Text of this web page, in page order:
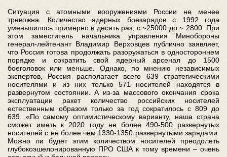
Ситуация с атомными вооружениями России не менее
тревожна. Количество ядерных боезарядов с 1992 года
уменьшилось примерно в десять раз, с ~25000 до ~ 2800. При
этом заместитель начальника управления Минобороны
генерал-лейтенант Владимир Верховцев публично заявляет,
что Россия готова продолжать разоружаться в одностороннем
порядке и сократить свой ядерный арсенал до 1500
боеголовок или меньше. Однако, по мнению независимых
экспертов, Россия располагает всего 639 стратегическими
носителями и из них только 571 носителей находятся в
развернутом состоянии. А из-за массового окончания срока
эксплуатации ракет количество российских носителей
естественным образом только за год сократилось с 809 до
639. «По самому оптимистическому варианту, наша страна
сможет иметь к 2020 году не более 490-500 развернутых
носителей с не более чем 1330-1350 развернутыми зарядами.
Можно ли будет этим количеством носителей преодолеть
глубокоэшелонированную ПРО США к тому времени – очень